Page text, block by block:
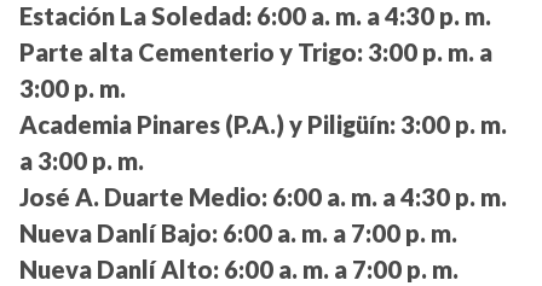
Estación La Soledad: 6:00 a. m. a 4:30 p. m.
Parte alta Cementerio y Trigo: 3:00 p. m. a
3:00 p. m.
Academia Pinares (P.A.) y Piligüín: 3:00 p. m.
a 3:00 p. m.
José A. Duarte Medio: 6:00 a. m. a 4:30 p. m.
Nueva Danlí Bajo: 6:00 a. m. a 7:00 p. m.
Nueva Danlí Alto: 6:00 a. m. a 7:00 p. m.